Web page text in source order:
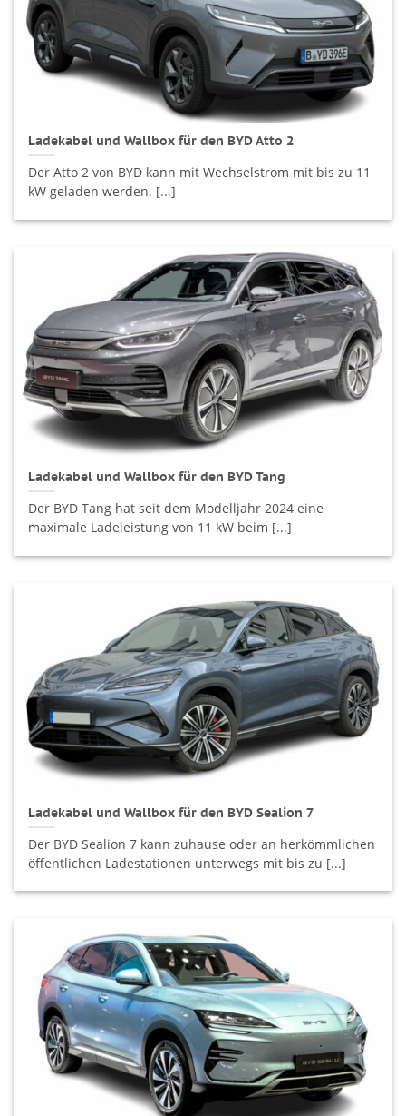
Ladekabel und Wallbox für den BYD Atto 2
Der Atto 2 von BYD kann mit Wechselstrom mit bis zu 11
kW geladen werden. [...]
Ladekabel und Wallbox für den BYD Tang
Der BYD Tang hat seit dem Modelljahr 2024 eine
maximale Ladeleistung von 11 kW beim [...]
Ladekabel und Wallbox für den BYD Sealion 7
Der BYD Sealion 7 kann zuhause oder an herkömmlichen
öffentlichen Ladestationen unterwegs mit bis zu [...]